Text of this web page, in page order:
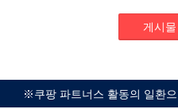
게시
※쿠팡 파트너스 활동의 일환